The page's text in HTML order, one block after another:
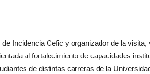
Incidencia Cefic y organizador de la visita,
al fortalecimiento de capacidades
de distintas carreras de la